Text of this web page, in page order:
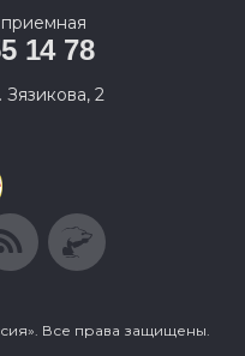
14 78
Зязикова, 2
Все права защищены.